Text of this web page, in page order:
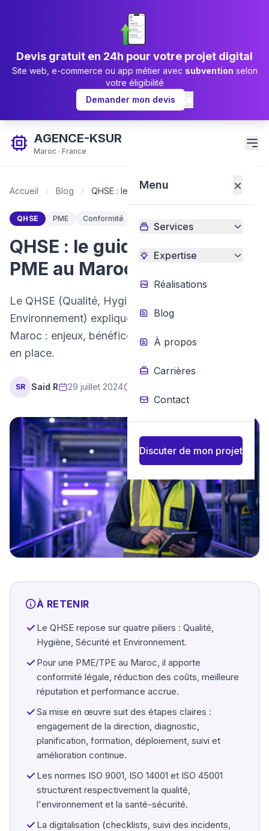
Devis gratuit en 24h pour votre projet digital
Site web, e-commerce ou app métier avec subvention selon
votre éligibilité
Demander mon devis
AGENCE-KSUR
Maroc · France
Menu ×
Services
Expertise
Réalisations
Blog
À propos
Carrières
Contact
Discuter de mon projet
Accueil › Blog › QHSE : le guide pour les PME au Maroc
QHSE PME Conformité
QHSE : le guide pour les
PME au Maroc
Le QHSE (Qualité, Hygiène, Sécurité,
Environnement) expliqué pour les PME/TPE au
Maroc : enjeux, bénéfices et comment le mettre
en place.
SR Said R 29 juillet 2024
À RETENIR
Le QHSE repose sur quatre piliers : Qualité,
Hygiène, Sécurité et Environnement.
Pour une PME/TPE au Maroc, il apporte
conformité légale, réduction des coûts, meilleure
réputation et performance accrue.
Sa mise en œuvre suit des étapes claires :
engagement de la direction, diagnostic,
planification, formation, déploiement, suivi et
amélioration continue.
Les normes ISO 9001, ISO 14001 et ISO 45001
structurent respectivement la qualité,
l'environnement et la santé-sécurité.
La digitalisation (checklists, suivi des incidents,